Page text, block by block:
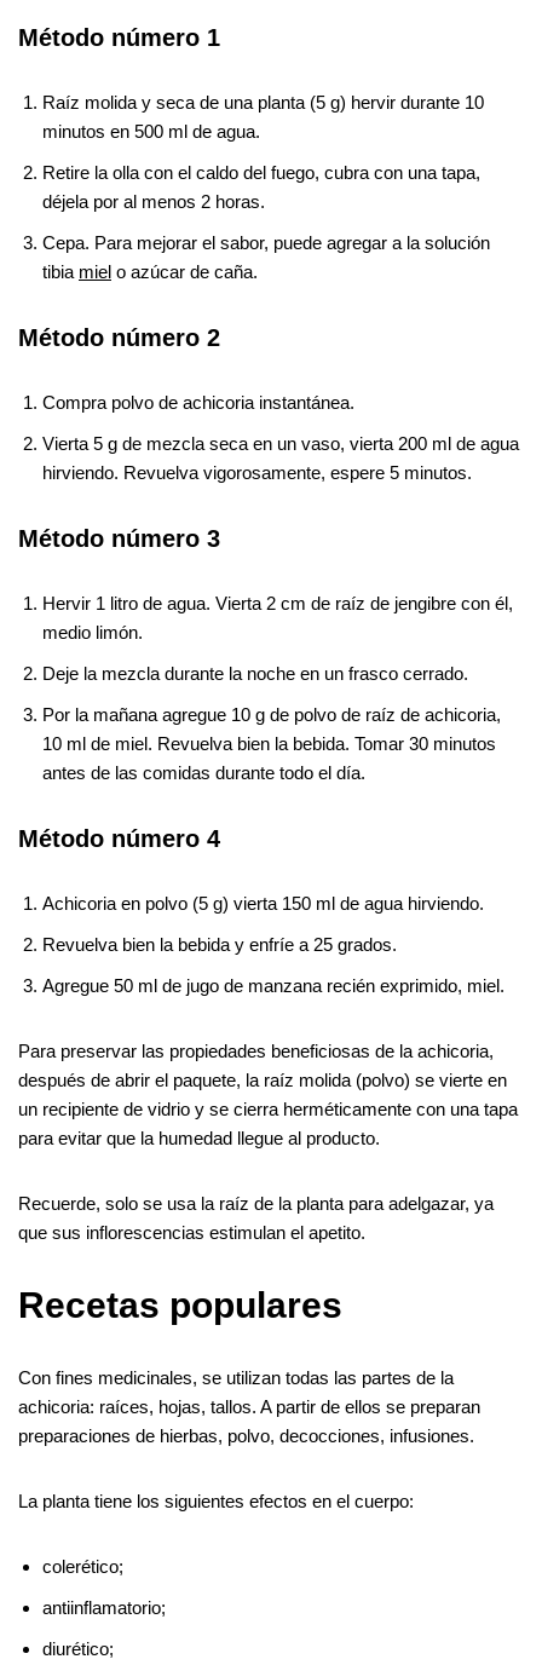
Método número 1
Raíz molida y seca de una planta (5 g) hervir durante 10
minutos en 500 ml de agua.
Retire la olla con el caldo del fuego, cubra con una tapa,
déjela por al menos 2 horas.
Cepa. Para mejorar el sabor, puede agregar a la solución
tibia miel o azúcar de caña.
Método número 2
Compra polvo de achicoria instantánea.
Vierta 5 g de mezcla seca en un vaso, vierta 200 ml de agua
hirviendo. Revuelva vigorosamente, espere 5 minutos.
Método número 3
Hervir 1 litro de agua. Vierta 2 cm de raíz de jengibre con él,
medio limón.
Deje la mezcla durante la noche en un frasco cerrado.
Por la mañana agregue 10 g de polvo de raíz de achicoria,
10 ml de miel. Revuelva bien la bebida. Tomar 30 minutos
antes de las comidas durante todo el día.
Método número 4
Achicoria en polvo (5 g) vierta 150 ml de agua hirviendo.
Revuelva bien la bebida y enfríe a 25 grados.
Agregue 50 ml de jugo de manzana recién exprimido, miel.
Para preservar las propiedades beneficiosas de la achicoria,
después de abrir el paquete, la raíz molida (polvo) se vierte en
un recipiente de vidrio y se cierra herméticamente con una tapa
para evitar que la humedad llegue al producto.
Recuerde, solo se usa la raíz de la planta para adelgazar, ya
que sus inflorescencias estimulan el apetito.
Recetas populares
Con fines medicinales, se utilizan todas las partes de la
achicoria: raíces, hojas, tallos. A partir de ellos se preparan
preparaciones de hierbas, polvo, decocciones, infusiones.
La planta tiene los siguientes efectos en el cuerpo:
colerético;
antiinflamatorio;
diurético;